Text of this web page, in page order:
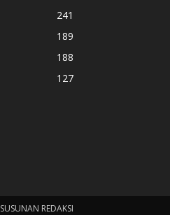
241
189
188
127
SUSUNAN REDAKSI